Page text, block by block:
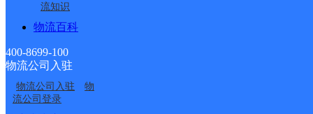
流知识
物流百科
400-8699-100
物流公司入驻
物流公司入驻
物
流公司登录
寄存点分部
山西文水县公司南庄镇
分部
山西文水县公司文东新
区分部
山西文水县公司西槽头
乡裴会村分部
文水县凤城镇合作点
ID13957
文水县凤城镇合作点